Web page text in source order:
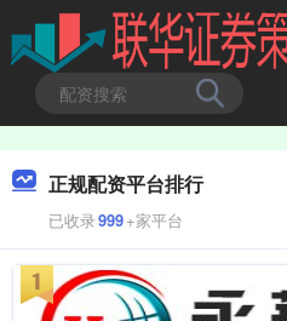
正规配资平台排行
已收录999+家平台